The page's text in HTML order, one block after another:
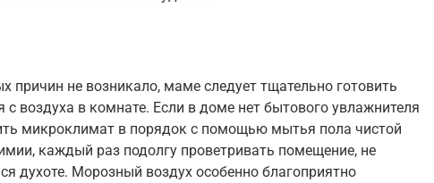
причин не возникало, маме следует тщательно готовить
с воздуха в комнате. Если в доме нет бытового увлажнителя
микроклимат в порядок с помощью мытья пола чистой
каждый раз подолгу проветривать помещение, не
духоте. Морозный воздух особенно благоприятно